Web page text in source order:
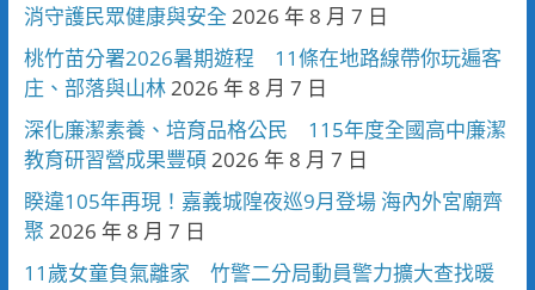
消守護民眾健康與安全 2026 年 8 月 7 日
桃竹苗分署2026暑期遊程 11條在地路線帶你玩遍客
庄、部落與山林2026 年 8 月 7 日
深化廉潔素養、培育品格公民 115年度全國高中廉潔
教育研習營成果豐碩 2026 年 8 月 7 日
睽違105年再現！嘉義城隍夜巡9月登場 海內外宮廟齊
聚 2026 年 8 月 7 日
11歲女童負氣離家 竹警二分局動員警力擴大查找暖